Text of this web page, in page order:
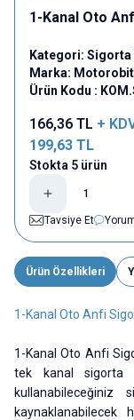
1-Kanal Oto
Kategori: Sigorta
Marka: Motorobit
Ürün Kodu :
166,36 TL +
199,63 TL
Stokta 5 ürün
Tavsiye Et
Ürün Özellikleri
1-Kanal Oto Anfi
1-Kanal Oto Anfi
tek kanal sigorta
kullanabileceğiniz
kaynaklanabilecek